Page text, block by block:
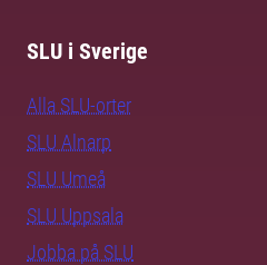
SLU i Sverige
Alla SLU-orter
SLU Alnarp
SLU Umeå
SLU Uppsala
Jobba på SLU